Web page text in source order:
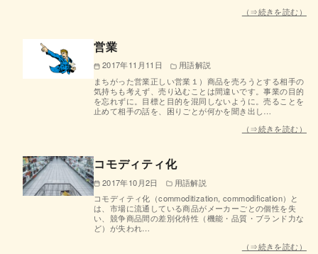
（⇒続きを読む）
営業
2017年11月11日
用語解説
まちがった営業正しい営業１）商品を売ろうとする相手の
気持ちも考えず、売り込むことは間違いです。事業の目的
を忘れずに。目標と目的を混同しないように。売ることを
止めて相手の話を、困りごとが何かを聞き出し…
（⇒続きを読む）
コモディティ化
2017年10月2日
用語解説
コモディティ化（commoditization, commodification）と
は、市場に流通している商品がメーカーごとの個性を失
い、競争商品間の差別化特性（機能・品質・ブランド力な
ど）が失われ…
（⇒続きを読む）